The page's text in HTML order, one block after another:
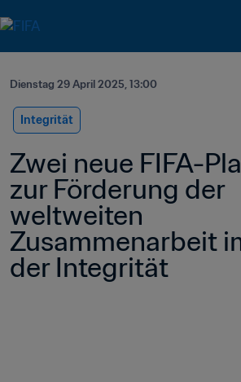
Dienstag 29 April 2025, 13:00
Integrität
Zwei neue FIFA-
zur Förderung der
weltweiten
Zusammenarbeit
der Integrität